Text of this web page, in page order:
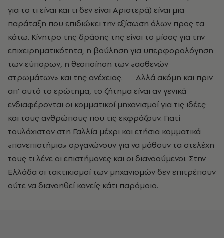
για το τι είναι και τι δεν είναι Αριστερά) είναι μια
παράταξη που επιδιώκει την εξίσωση όλων προς τα
κάτω. Κίνητρο της δράσης της είναι το μίσος για την
επιχειρηματικότητα, η βούληση για υπερφορολόγηση
των εύπορων, η θεοποίηση των «ασθενών
στρωμάτων» και της ανέχειας. Αλλά ακόμη και πριν
απ’ αυτό το ερώτημα, το ζήτημα είναι αν γενικά
ενδιαφέρονται οι κομματικοί μηχανισμοί για τις ιδέες
και τους ανθρώπους που τις εκφράζουν. Γιατί
τουλάχιστον στη Γαλλία μέχρι και ετήσια κομματικά
«πανεπιστήμια» οργανώνουν για να μάθουν τα στελέχη
τους τι λένε οι επιστήμονες και οι διανοούμενοι. Στην
Ελλάδα οι τακτικισμοί των μηχανισμών δεν επιτρέπουν
ούτε να διανοηθεί κανείς κάτι παρόμοιο.